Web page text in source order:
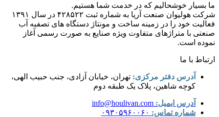
ما بسیار خوشحالیم که در خدمت شما هستیم.
شرکت هولیوان صنعت آریا به شماره ثبت ۴۲۸۵۲۲ در سال ۱۳۹۱
فعالیت خود را در زمینه ساخت و مونتاژ دستگاه های تصفیه آب
صنعتی با متراژهای متفاوت ویژه صنایع به صورت رسمی آغاز
نموده است.
ارتباط با ما
آدرس دفتر مرکزی: تهران، خیابان آزادی، جنب حبیب الهی،
کوچه شاهین، پلاک یک طبقه دوم
آدرس ایمیل: info@houlivan.com
شماره تماس: ۰۹۳۰۵۹۶۰۰۶۰